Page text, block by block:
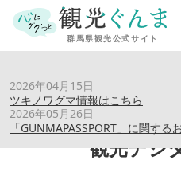
2026年04月15日
ツキノワグマ情報はこちら
2026年05月26日
「GUNMAPASSPORT」に関す
観光デジ